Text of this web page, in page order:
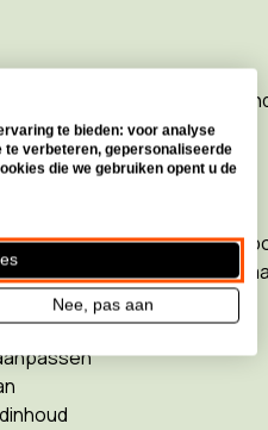
studenten in het hoger
op het digitale
draadloos verzonden
kan de leerling:
te bieden: voor analyse
te verbeteren, gepersonaliseerde
die we gebruiken opent u de
Nee, pas aan